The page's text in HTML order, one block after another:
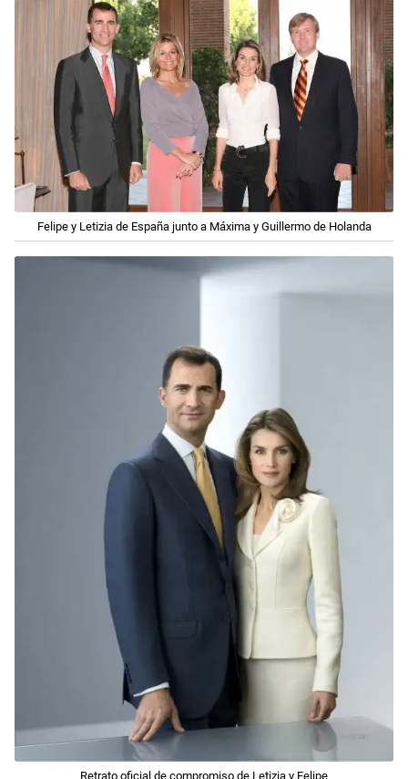
Felipe y Letizia de España junto a Máxima y Guillermo de Holanda
Retrato oficial de compromiso de Letizia y Felipe